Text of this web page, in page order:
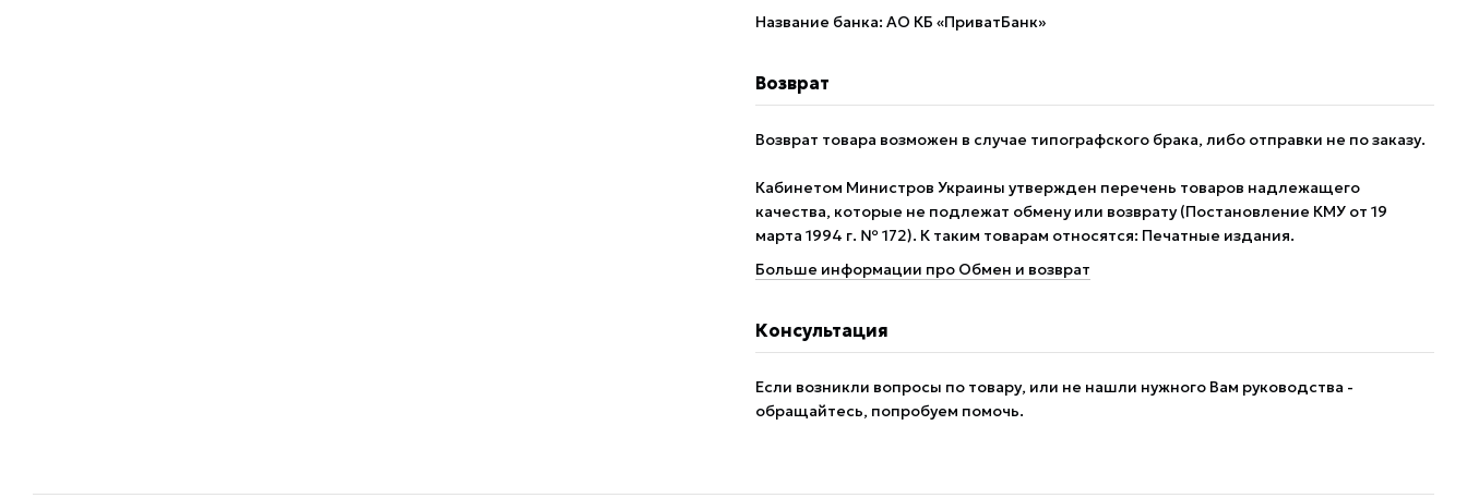
Название банка: АО КБ «ПриватБанк»
Возврат
Возврат товара возможен в случае типографского брака, либо отправки не по заказу.
Кабинетом Министров Украины утвержден перечень товаров надлежащего
качества, которые не подлежат обмену или возврату (Постановление КМУ от 19
марта 1994 г. № 172). К таким товарам относятся: Печатные издания.
Больше информации про Обмен и возврат
Консультация
Если возникли вопросы по товару, или не нашли нужного Вам руководства -
обращайтесь, попробуем помочь.